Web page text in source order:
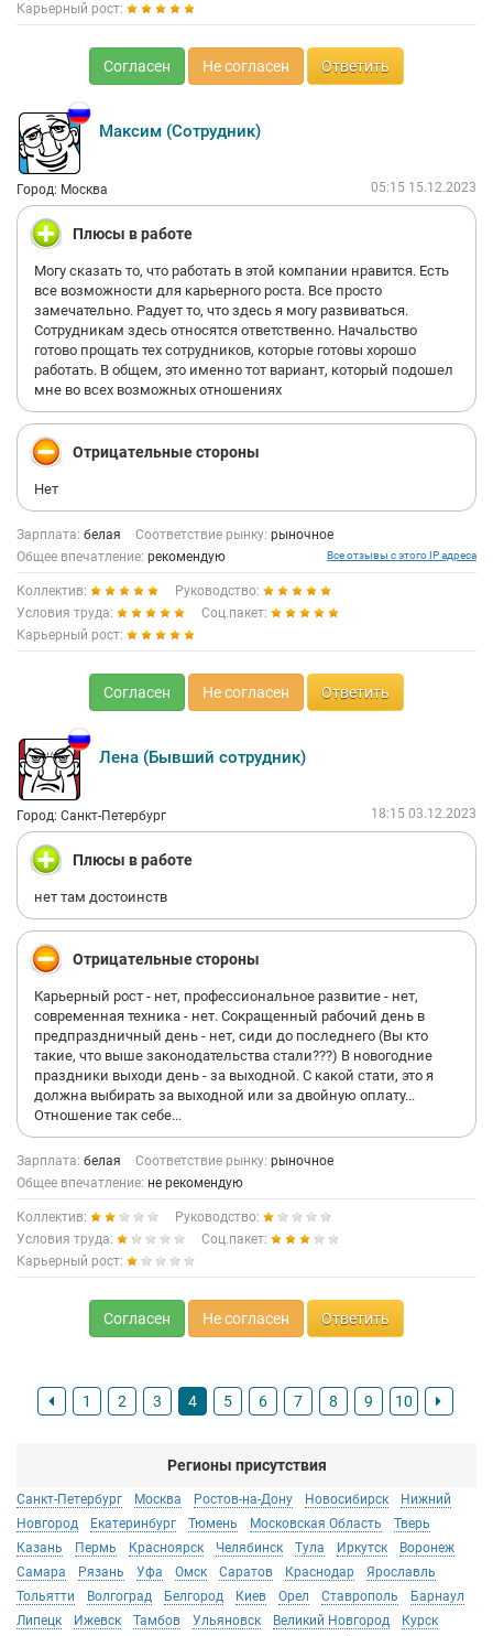
Карьерный рост:
Согласен Не согласен Ответить
Максим (Сотрудник)
Город: Москва 05:15 15.12.2023
Плюсы в работе
Могу сказать то, что работать в этой компании нравится. Есть
все возможности для карьерного роста. Все просто
замечательно. Радует то, что здесь я могу развиваться.
Сотрудникам здесь относятся ответственно. Начальство
готово прощать тех сотрудников, которые готовы хорошо
работать. В общем, это именно тот вариант, который подошел
мне во всех возможных отношениях
Отрицательные стороны
Нет
Зарплата: белая Соответствие рынку: рыночное
Общее впечатление: рекомендую Все отзывы с этого IP адреса
Коллектив:
Руководство:
Условия труда:
Соц.пакет:
Карьерный рост:
Согласен Не согласен Ответить
Лена (Бывший сотрудник)
Город: Санкт-Петербург 18:15 03.12.2023
Плюсы в работе
нет там достоинств
Отрицательные стороны
Карьерный рост - нет, профессиональное развитие - нет,
современная техника - нет. Сокращенный рабочий день в
предпраздничный день - нет, сиди до последнего (Вы кто
такие, что выше законодательства стали???) В новогодние
праздники выходи день - за выходной. С какой стати, это я
должна выбирать за выходной или за двойную оплату...
Отношение так себе...
Зарплата: белая Соответствие рынку: рыночное
Общее впечатление: не рекомендую
Коллектив:
Руководство:
Условия труда:
Соц.пакет:
Карьерный рост:
Согласен Не согласен Ответить
1 2 3 4 5 6 7 8 9 10
Регионы присутствия
Санкт-Петербург Москва Ростов-на-Дону Новосибирск
Нижний
Новгород
Екатеринбург Тюмень Московская Область
Тверь
Казань
Пермь Красноярск Челябинск Тула Иркутск
Воронеж
Самара
Рязань Уфа Омск Саратов Краснодар
Ярославль
Тольятти
Волгоград Белгород Киев Орел Ставрополь
Барнаул
Липецк
Ижевск Тамбов Ульяновск Великий Новгород
Курск